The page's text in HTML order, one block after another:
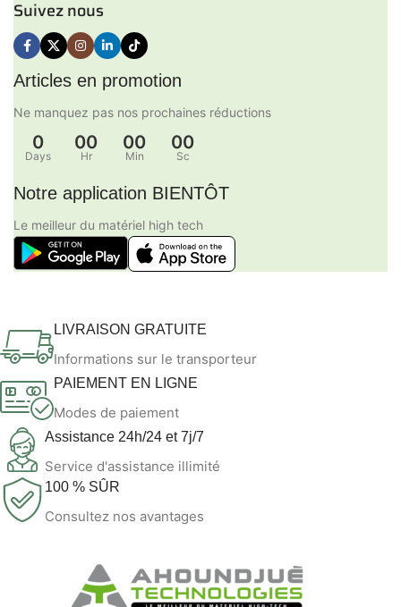
Suivez nous
Articles en promotion
Ne manquez pas nos prochaines réductions
0
Days
00
Hr
00
Min
00
Sc
Notre application BIENTÔT
Le meilleur du matériel high tech
LIVRAISON GRATUITE
Informations sur le transporteur
PAIEMENT EN LIGNE
Modes de paiement
Assistance 24h/24 et 7j/7
Service d'assistance illimité
100 % SÛR
Consultez nos avantages